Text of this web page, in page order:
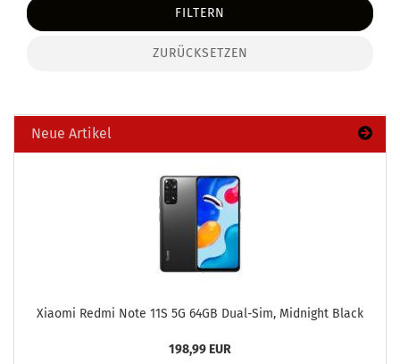
FILTERN
ZURÜCKSETZEN
Neue Artikel
Xiao­mi Redmi Note 11S 5G 64GB Dual-​Sim, Mid­night Black
198,99 EUR